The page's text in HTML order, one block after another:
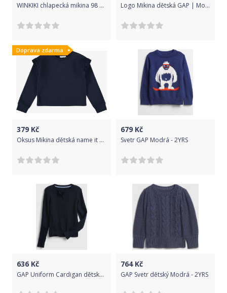
WINKIKI chlapecká mikina 98 Navy Logo Mikina dětská GAP | Modrá | Dívčí | XL
Doprava zdarma
379 Kč
Oksus Mikina dětská name it | Modrá | Dívčí | 122/128
679 Kč
Svetr GAP Modrá - 2YRS
636 Kč
GAP Uniform Cardigan dětský Modrá - 98-110
764Kč
GAP Svetr dětský Modrá - 2YRS